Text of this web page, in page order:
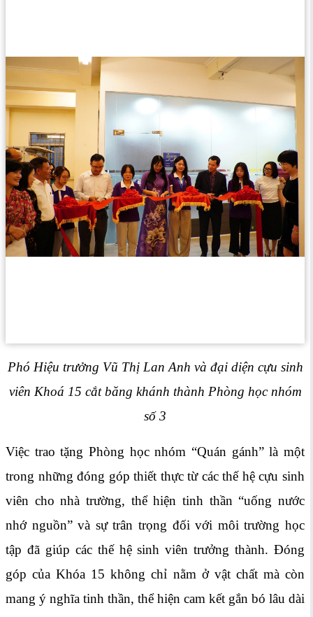
Phó Hiệu trưởng Vũ Thị Lan Anh và đại diện cựu sinh
viên Khoá 15 cắt băng khánh thành Phòng học nhóm
số 3
Việc trao tặng Phòng học nhóm “Quán gánh” là một
trong những đóng góp thiết thực từ các thế hệ cựu sinh
viên cho nhà trường, thể hiện tinh thần “uống nước
nhớ nguồn” và sự trân trọng đối với môi trường học
tập đã giúp các thế hệ sinh viên trưởng thành. Đóng
góp của Khóa 15 không chỉ nằm ở vật chất mà còn
mang ý nghĩa tinh thần, thể hiện cam kết gắn bó lâu dài